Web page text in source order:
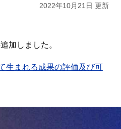
2022年10月21日 更新
加しました。
生まれる成果の評価及び可